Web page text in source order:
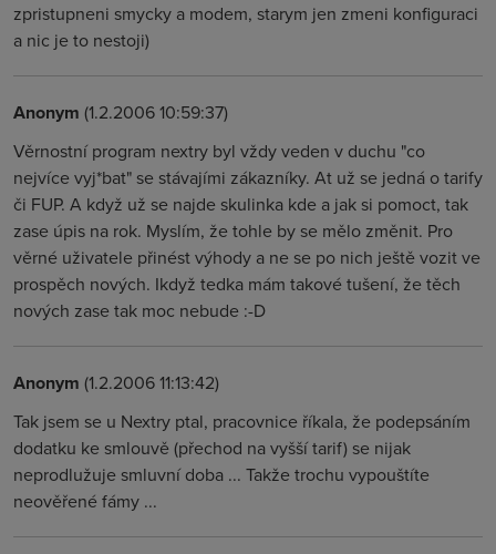
zpristupneni smycky a modem, starym jen zmeni konfiguraci
a nic je to nestoji)
Anonym (1.2.2006 10:59:37)
Věrnostní program nextry byl vždy veden v duchu "co
nejvíce vyj*bat" se stávajími zákazníky. At už se jedná o tarify
či FUP. A když už se najde skulinka kde a jak si pomoct, tak
zase úpis na rok. Myslím, že tohle by se mělo změnit. Pro
věrné uživatele přinést výhody a ne se po nich ještě vozit ve
prospěch nových. Ikdyž tedka mám takové tušení, že těch
nových zase tak moc nebude :-D
Anonym (1.2.2006 11:13:42)
Tak jsem se u Nextry ptal, pracovnice říkala, že podepsáním
dodatku ke smlouvě (přechod na vyšší tarif) se nijak
neprodlužuje smluvní doba ... Takže trochu vypouštíte
neověřené fámy ...